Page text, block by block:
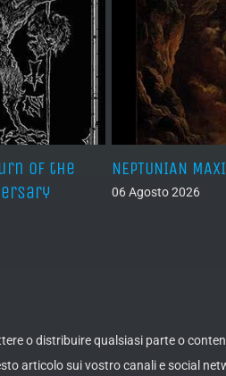
of the
NEPTUNIAN
06 Agosto 2026
o distribuire qualsiasi parte o
articolo sui vostro canali e social